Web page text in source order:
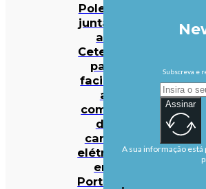
Polestar
junta-se
ao
Cetelem
para
facilitar
a
compra
de
carros
elétricos
em
Portugal
Subscreva e
Assinar
A sua informação está